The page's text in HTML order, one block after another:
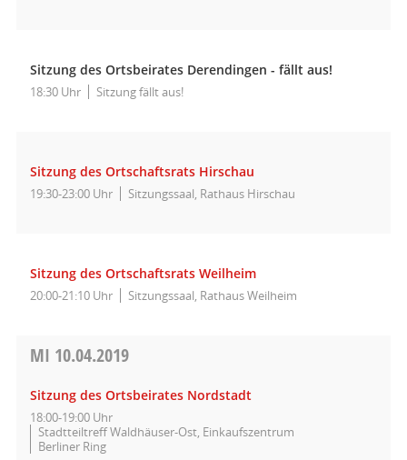
Sitzung des Ortsbeirates Derendingen - fällt aus!
18:30 Uhr Sitzung fällt aus!
Sitzung des Ortschaftsrats Hirschau
19:30-23:00 Uhr Sitzungssaal, Rathaus Hirschau
Sitzung des Ortschaftsrats Weilheim
20:00-21:10 Uhr Sitzungssaal, Rathaus Weilheim
MI 10.04.2019
Sitzung des Ortsbeirates Nordstadt
18:00-19:00 Uhr
Stadtteiltreff Waldhäuser-Ost, Einkaufszentrum
Berliner Ring